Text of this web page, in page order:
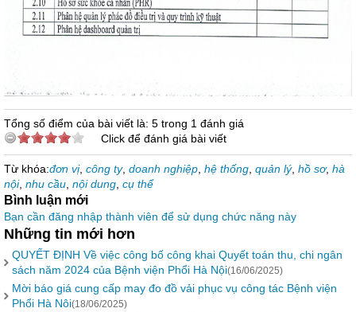
Tổng số điểm của bài viết là: 5 trong 1 đánh giá
Click để đánh giá bài viết
Từ khóa:đơn vị, công ty, doanh nghiệp hệ thống quản lý, hồ sơ, hà
nội, nhu cầu nội dung cụ thể
Bình luận mới
Bạn cần đăng nhập thành viên để sử dụng chức năng này
Những tin mới hơn
QUYẾT ĐỊNH Về việc công bố công khai Quyết toán thu, chi ngân
sách năm 2024 của Bệnh viện Phổi Hà Nội(16/06/2025)
Mời báo giá cung cấp may đo đồ vải phục vụ công tác Bệnh viện
Phổi Hà Nôi(18/06/2025)